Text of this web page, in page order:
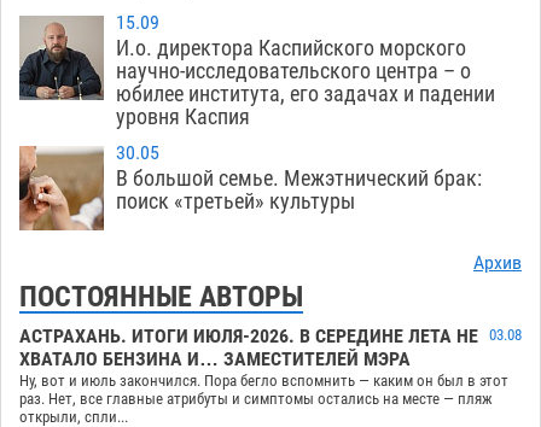
15.09
И.о. директора Каспийского морского
научно-исследовательского центра – о
юбилее института, его задачах и падении
уровня Каспия
30.05
В большой семье. Межэтнический брак:
поиск «третьей» культуры
Архив
ПОСТОЯННЫЕ АВТОРЫ
АСТРАХАНЬ. ИТОГИ ИЮЛЯ-2026. В СЕРЕДИНЕ ЛЕТА НЕ
ХВАТАЛО БЕНЗИНА И… ЗАМЕСТИТЕЛЕЙ МЭРА
03.08
Ну, вот и июль закончился. Пора бегло вспомнить — каким он был в этот
раз. Нет, все главные атрибуты и симптомы остались на месте — пляж
открыли, спли...